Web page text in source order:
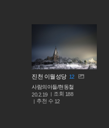
진천 이월성당 12
사람의아들/현동철
20.2.19
조회 188
추천 수 12